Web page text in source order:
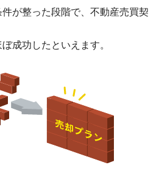
が整った段階で、不動産売買契
成功したといえます。